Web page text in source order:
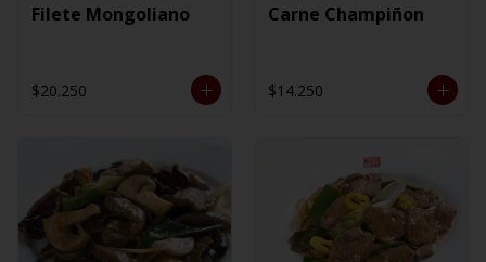
Filete Mongoliano
$20.250
Carne Champiñon
$14.250